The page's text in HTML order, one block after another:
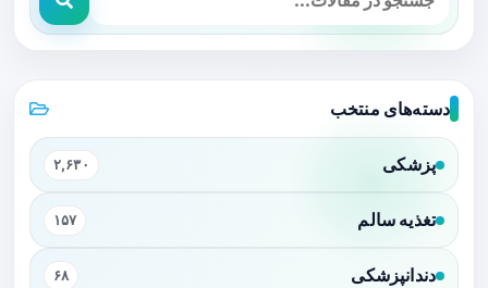
دسته‌های منتخب
پزشکی ۲,۶۳۰
تغذیه سالم ۱۵۷
دندانپزشکی ۶۸